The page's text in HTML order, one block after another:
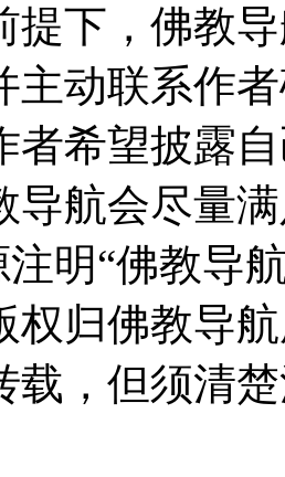
提下，佛教
主动联系作
者希望披露
导航会尽量
明“佛教导
权归佛教导
载，但须清